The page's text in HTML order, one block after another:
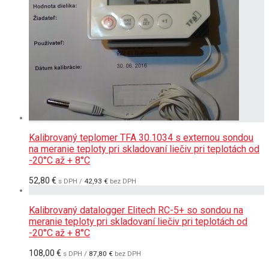
Kalibrovaný teplomer TFA 30.1034 s externou sondou
na meranie teploty pri skladovaní liečiv pri teplotách od
-20°C až + 8°C
52,80 € s DPH / 42,93 € bez DPH
Kalibrovaný datalogger Elitech RC-5+ so sondou na
meranie teploty pri skladovaní liečiv pri teplotách od
-20°C až + 8°C
108,00 € s DPH / 87,80 € bez DPH